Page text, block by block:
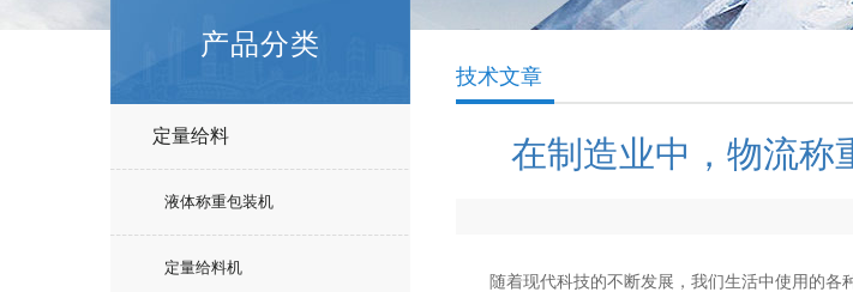
产品分类
定量给料
液体称重包装机
定量给料机
技术文章
在制造业中，物流称
随着现代科技的不断发展，我们生活中使用的各